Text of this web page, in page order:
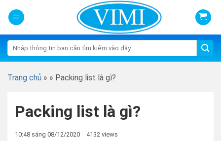
Tìm
kiếm:
Trang chủ » » Packing list là gì?
Packing list là gì?
10:48 sáng 08/12/2020 4132 views